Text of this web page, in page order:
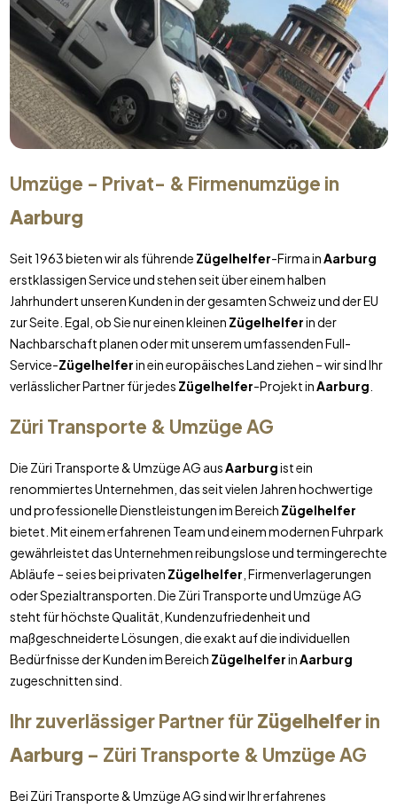
Umzüge - Privat- & Firmenumzüge in
Aarburg
Seit 1963 bieten wir als führende Zügelhelfer-Firma inAarburg
erstklassigen Service und stehen seit über einem halben
Jahrhundert unseren Kunden in der gesamten Schweiz und der EU
zur Seite. Egal, ob Sie nur einen kleinen Zügelhelferin der
Nachbarschaft planen oder mit unserem umfassenden Full-
Service-Zügelhelferin ein europäisches Land ziehen – wir sind Ihr
verlässlicher Partner für jedes Zügelhelfer-Projekt inAarburg
Züri Transporte & Umzüge AG
Die Züri Transporte & Umzüge AG ausAarburgist ein
renommiertes Unternehmen, das seit vielen Jahren hochwertige
und professionelle Dienstleistungen im Bereich Zügelhelfer
bietet. Mit einem erfahrenen Team und einem modernen Fuhrpark
gewährleistet das Unternehmen reibungslose und termingerechte
Abläufe – sei es bei privaten Zügelhelfer , Firmenverlagerungen
oder Spezialtransporten. Die Züri Transporte und Umzüge AG
steht für höchste Qualität, Kundenzufriedenheit und
maßgeschneiderte Lösungen, die exakt auf die individuellen
Bedürfnisse der Kunden im Bereich ZügelhelferinAarburg
zugeschnitten sind.
Ihr zuverlässiger Partner fürZügelhelferin
Aarburg – Züri Transporte & Umzüge AG
Bei Züri Transporte & Umzüge AG sind wir Ihr erfahrenes